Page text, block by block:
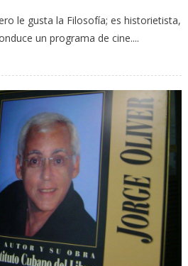
le gusta la Filosofía; es historietista,
un programa de cine....